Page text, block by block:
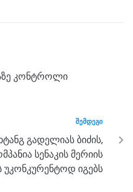
კონტროლი
ᲨᲔᲛᲓᲔᲒᲘ
გადელიას ბიძის,
სენაკის მერიის
უკონკურენტოდ იგებს